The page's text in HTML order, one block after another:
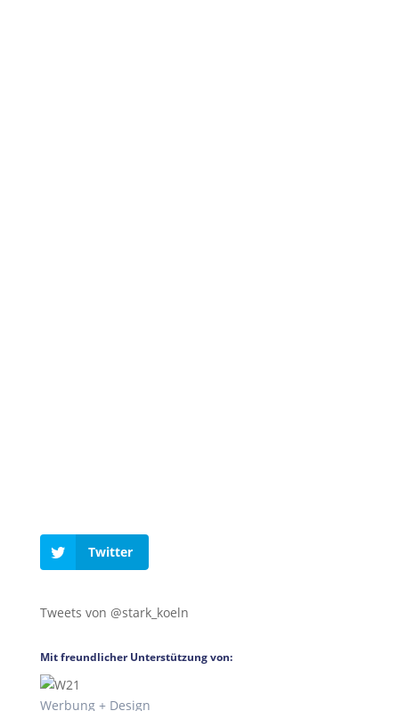
Twitter
Tweets von @stark_koeln
Mit freundlicher Unterstützung von:
Werbung + Design